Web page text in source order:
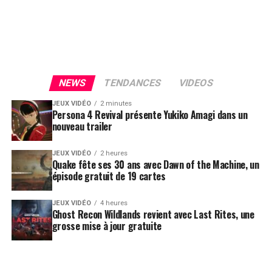
NEWS TENDANCES VIDEOS
JEUX VIDÉO 2 minutes
Persona 4 Revival présente Yukiko Amagi dans un
nouveau trailer
JEUX VIDÉO 2 heures
Quake fête ses 30 ans avec Dawn of the Machine, un
épisode gratuit de 19 cartes
JEUX VIDÉO 4 heures
Ghost Recon Wildlands revient avec Last Rites, une
grosse mise à jour gratuite